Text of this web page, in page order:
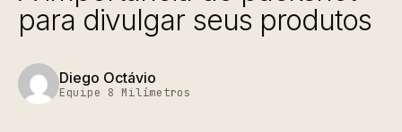
para divulgar seus produtos
Diego Octávio
Equipe 8 Milímetros